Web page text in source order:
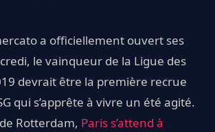
a officiellement ouvert ses
le vainqueur de la Ligue des
devrait être la première recrue
qui s’apprête à vivre un été agité.
Rotterdam, Paris s’attend à